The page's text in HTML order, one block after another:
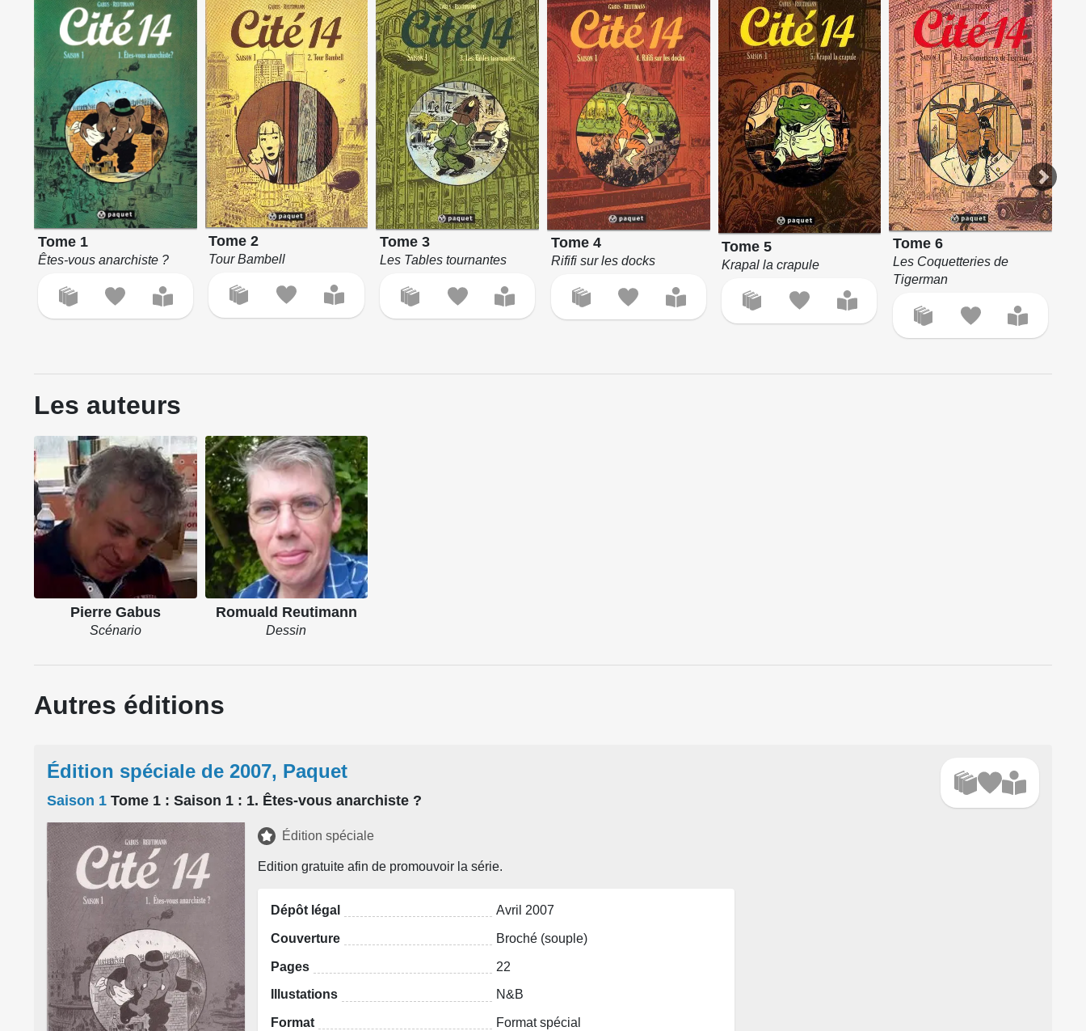
Tome 1
Êtes-vous anarchiste ?
Tome 2
Tour Bambell
Tome 3
Les Tables tournantes
Tome 4
Rififi sur les docks
Tome 5
Krapal la crapule
Tome 6
Les Coquetteries de
Tigerman
Les auteurs
Pierre Gabus
Scénario
Romuald Reutimann
Dessin
Autres éditions
Édition spéciale de 2007, Paquet
Saison 1 Tome 1 : Saison 1 : 1. Êtes-vous anarchiste ?
Édition spéciale
Edition gratuite afin de promouvoir la série.
Dépôt légal Avril 2007
Couverture Broché (souple)
Pages 22
Illustations N&B
Format Format spécial